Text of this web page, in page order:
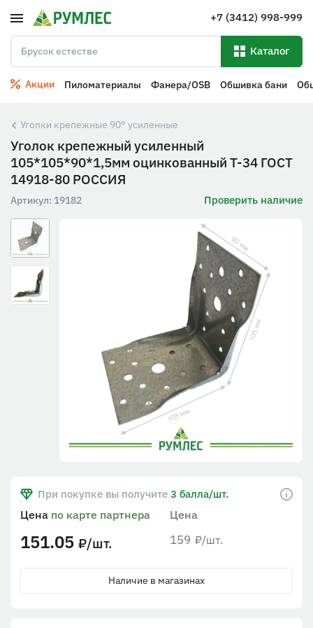
+7 (3412) 998-999
Каталог
Акции Пиломатериалы Фанера/OSB Обшивка бани
Уголки крепежные 90° усиленные
Уголок крепежный усиленный
105*105*90*1,5мм оцинкованный Т-34 ГОСТ
14918-80 РОССИЯ
Артикул: 19182 Проверить наличие
При покупке вы получите 3 балла/шт.
Цена
159 ₽/шт.
Цена по карте партнера
151.05 ₽/шт.
Наличие в магазинах